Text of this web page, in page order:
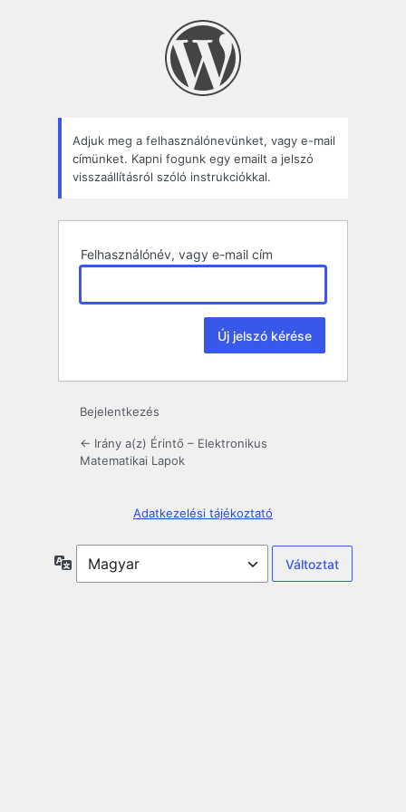
Adjuk meg a felhasználónevünket, vagy e-mail
címünket. Kapni fogunk egy emailt a jelszó
visszaállításról szóló instrukciókkal.
Felhasználónév, vagy e-mail cím
Bejelentkezés
← Irány a(z) Érintő – Elektronikus
Matematikai Lapok
Adatkezelési tájékoztató
Nyelv